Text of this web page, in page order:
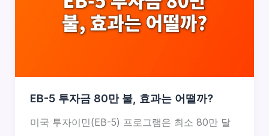
EB-5 투자금 80만 불, 효과는 어떨까?
미국 투자이민(EB-5) 프로그램은 최소 80만 달